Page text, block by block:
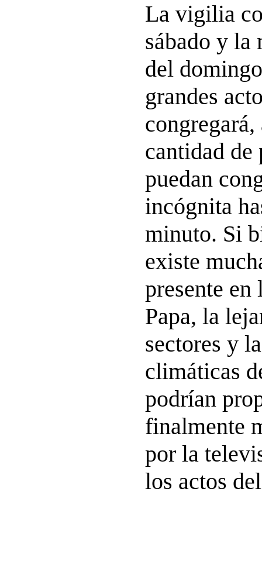
La vigilia
sábado y la
del
grandes
cantidad de
puedan
incógnita
minuto. Si
existe
presente en
Papa, la
sectores y
climáticas
podrían
finalmente
por la
los actos